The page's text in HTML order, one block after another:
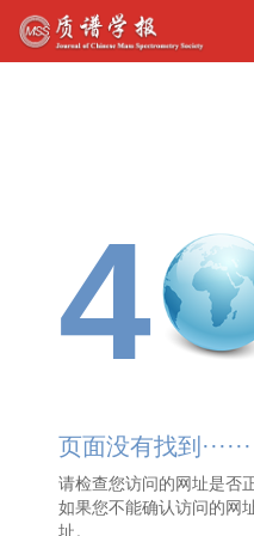
4
页面没有找到······
请检查您访问的网址是否
如果您不能确认访问的网
址。